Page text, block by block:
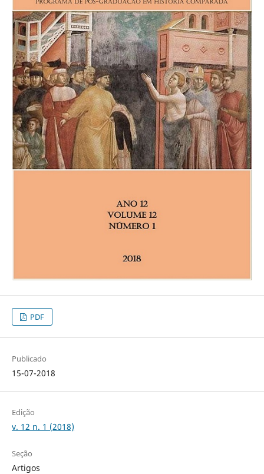
PDF
Publicado
15-07-2018
Edição
v. 12 n. 1 (2018)
Seção
Artigos